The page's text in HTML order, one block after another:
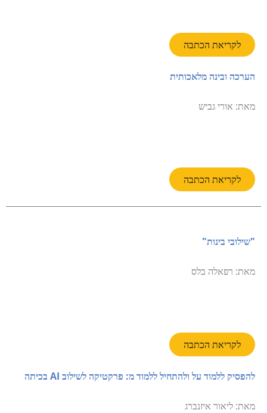
לקריאת הכתבה
הערכה ובינה מלאכותית
מאת: אורי גביש
לקריאת הכתבה
"שילובי בינות"
מאת: רפאלה בלס
לקריאת הכתבה
להפסיק ללמוד על ולהתחיל ללמוד מ: פרקטיקה לשילוב AI בכיתה
מאת: ליאור איזנברג